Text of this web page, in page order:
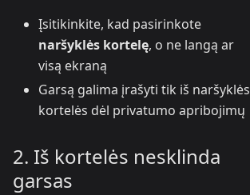
Įsitikinkite, kad pasirinkote
naršyklės kortelę, o ne langą ar
visą ekraną
Garsą galima įrašyti tik iš naršyklės
kortelės dėl privatumo apribojimų
2. Iš kortelės nesklinda
garsas